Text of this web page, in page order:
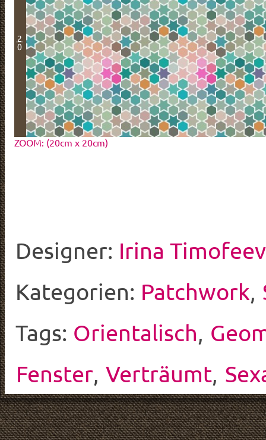
2
0
ZOOM: (20cm x 20cm)
Designer: Irina
Kategorien: Patchwork,
Tags: Orientalisch,
Fenster, Verträumt,